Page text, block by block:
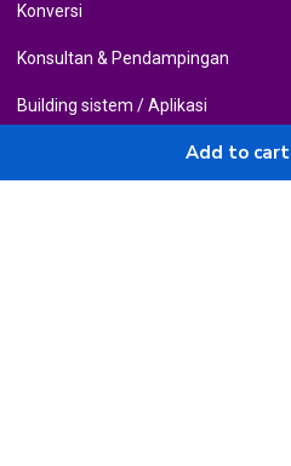
Add to cart
Konversi
Konsultan & Pendampingan
Building sistem / Aplikasi